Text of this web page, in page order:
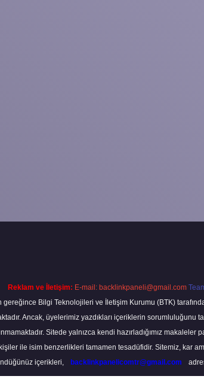
Reklam ve İletişim: E-mail: backlinkpaneli@gmail.com
gereğince Bilgi Teknolojileri ve İletişim Kurumu (BTK)
Ancak, üyelerimiz yazdıkları içeriklerin
Sitede yalnızca kendi hazırladığımız
ile isim benzerlikleri tamamen tesadüfidir. Sitemiz, kar
içerikleri,
backlinkpanelicomtr@gmail.com